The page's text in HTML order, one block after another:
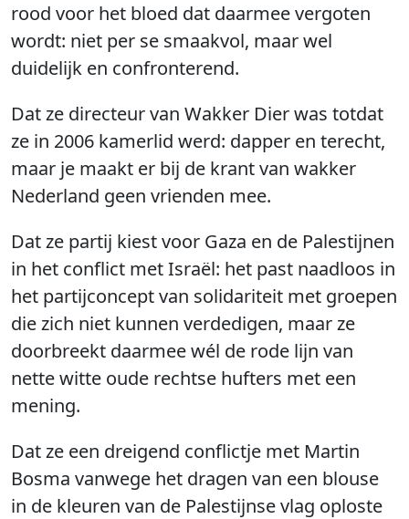
rood voor het bloed dat daarmee vergoten
wordt: niet per se smaakvol, maar wel
duidelijk en confronterend.
Dat ze directeur van Wakker Dier was totdat
ze in 2006 kamerlid werd: dapper en terecht,
maar je maakt er bij de krant van wakker
Nederland geen vrienden mee.
Dat ze partij kiest voor Gaza en de Palestijnen
in het conflict met Israël: het past naadloos in
het partijconcept van solidariteit met groepen
die zich niet kunnen verdedigen, maar ze
doorbreekt daarmee wél de rode lijn van
nette witte oude rechtse hufters met een
mening.
Dat ze een dreigend conflictje met Martin
Bosma vanwege het dragen van een blouse
in de kleuren van de Palestijnse vlag oploste